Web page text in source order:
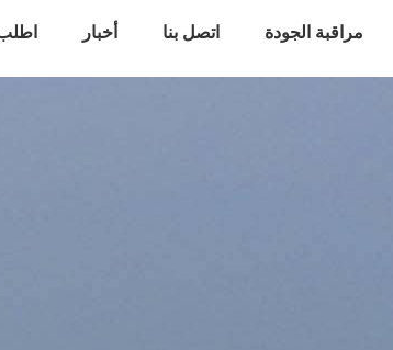
مراقبة الجودة اتصل بنا أخبار